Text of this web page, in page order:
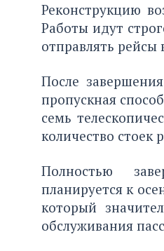
Реконструкцию
Работы идут
отправлять
После
пропускная
семь
количество стоек
Полностью
планируется к
который
обслуживания